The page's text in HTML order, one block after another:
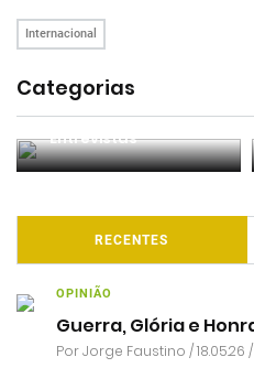
Internacional
Categorias
Entrevistas
RECENTES
OPINIÃO
Guerra, Glória e
PorJorge Faustino / 18.05.26 /